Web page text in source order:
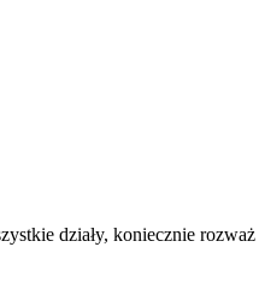
działy, koniecznie rozważ